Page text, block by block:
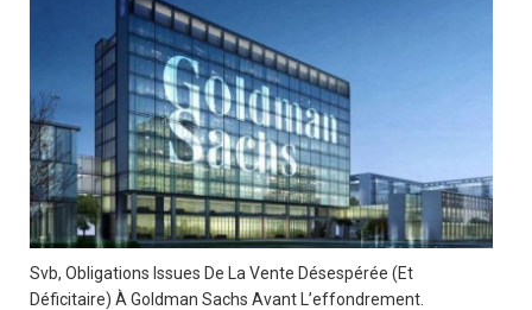
Svb, Obligations Issues De La Vente Désespérée (et
Déficitaire) À Goldman Sachs Avant L’effondrement.